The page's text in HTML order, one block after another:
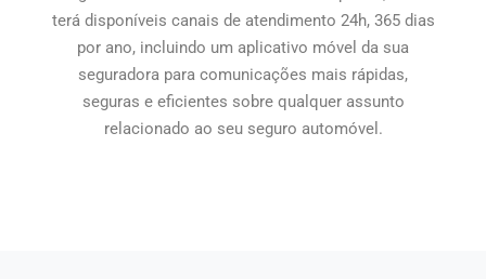
terá disponíveis canais de atendimento 24h, 365 dias
por ano, incluindo um aplicativo móvel da sua
seguradora para comunicações mais rápidas,
seguras e eficientes sobre qualquer assunto
relacionado ao seu seguro automóvel.